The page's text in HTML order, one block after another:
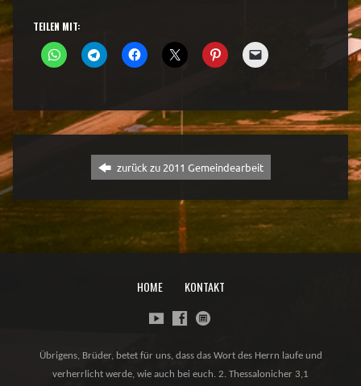
TEILEN MIT:
zurück zu 2011 Gemeindearbeit
HOME KONTAKT
Übrigens, Brüder, betet für uns, dass das Wort des Herrn laufe und
verherrlicht werde, wie auch bei euch. 2. Thessalonicher 3,1